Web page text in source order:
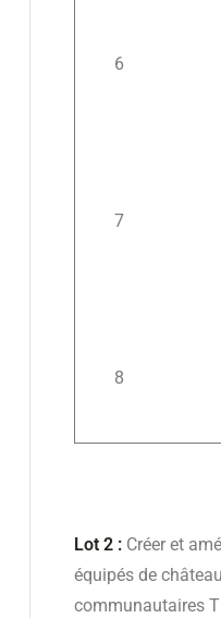
6
7
8
Lot 2 : Créer et
équipés de
communautaires